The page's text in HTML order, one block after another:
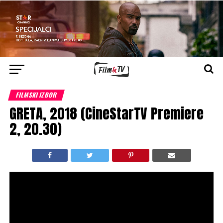
FILMSKI IZBOR
GRETA, 2018 (CineStarTV Premiere
2, 20.30)